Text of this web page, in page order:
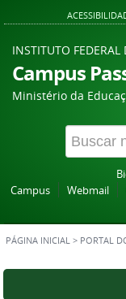
INSTITUTO
Campus
Ministério da
Campus
Webmail
PÁGINA INICIAL > PORTAL